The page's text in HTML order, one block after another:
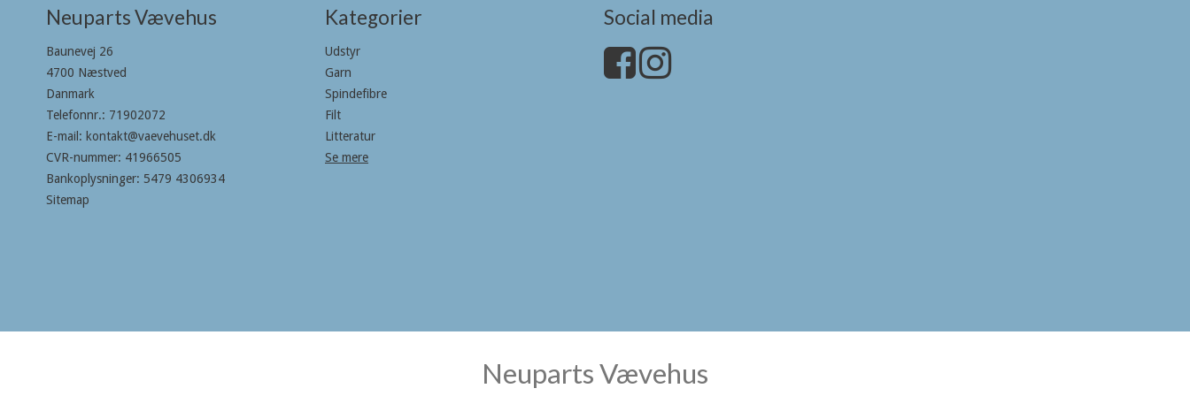
Neuparts Vævehus
Baunevej 26
4700 Næstved
Danmark
Telefonnr.: 71902072
E-mail : kontakt@vaevehuset.dk
CVR-nummer: 41966505
Bankoplysninger: 5479 4306934
Sitemap
Kategorier
Udstyr
Garn
Spindefibre
Filt
Litteratur
Se mere
Social media
Neuparts Vævehus